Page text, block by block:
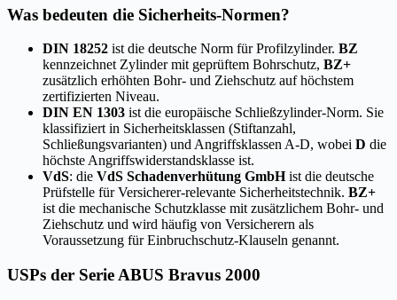
Was bedeuten die Sicherheits-Normen?
DIN 18252 ist die deutsche Norm für Profilzylinder. BZ
kennzeichnet Zylinder mit geprüftem Bohrschutz, BZ+
zusätzlich erhöhten Bohr- und Ziehschutz auf höchstem
zertifizierten Niveau.
DIN EN 1303 ist die europäische Schließzylinder-Norm. Sie
klassifiziert in Sicherheitsklassen (Stiftanzahl,
Schließungsvarianten) und Angriffsklassen A-D, wobei D die
höchste Angriffswiderstandsklasse ist.
VdS: die VdS Schadenverhütung GmbHist die deutsche
Prüfstelle für Versicherer-relevante Sicherheitstechnik. BZ+
ist die mechanische Schutzklasse mit zusätzlichem Bohr- und
Ziehschutz und wird häufig von Versicherern als
Voraussetzung für Einbruchschutz-Klauseln genannt.
USPs der Serie ABUS Bravus 2000